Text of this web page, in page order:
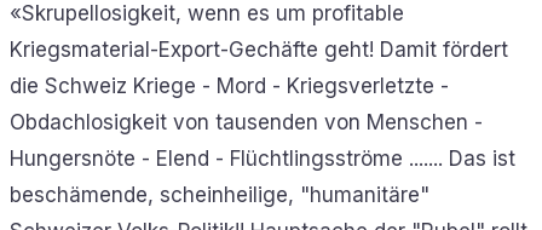
«Skrupellosigkeit, wenn es um profitable
Kriegsmaterial-Export-Gechäfte geht! Damit fördert
die Schweiz Kriege - Mord - Kriegsverletzte -
Obdachlosigkeit von tausenden von Menschen -
Hungersnöte - Elend - Flüchtlingsströme ....... Das ist
beschämende, scheinheilige, "humanitäre"